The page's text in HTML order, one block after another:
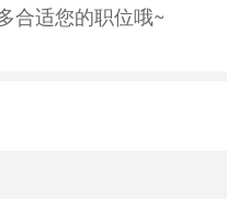
合适您的职位哦~